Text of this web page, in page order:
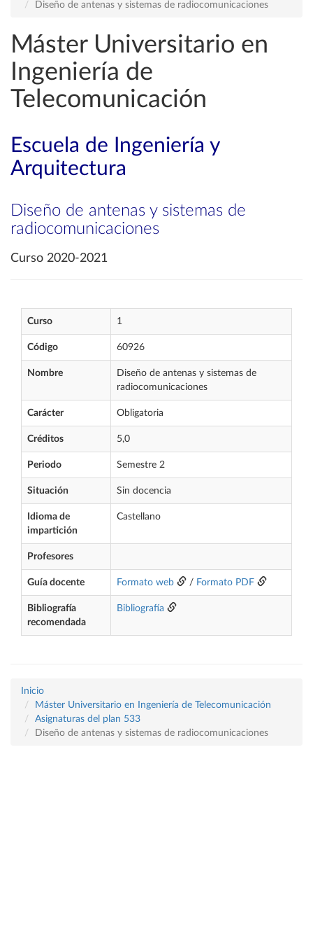
Diseño de antenas y sistemas de radiocomunicaciones
Máster Universitario en
Ingeniería de
Telecomunicación
Escuela de Ingeniería y
Arquitectura
Diseño de antenas y sistemas de
radiocomunicaciones
Curso 2020-2021
Curso 1
Código 60926
Nombre
Diseño de antenas y sistemas de
radiocomunicaciones
Carácter Obligatoria
Créditos 5,0
Periodo Semestre 2
Situación Sin docencia
Idioma de
impartición
Castellano
Profesores
Guía docente Formato web / Formato PDF
Bibliografía
recomendada
Bibliografía
Inicio
Máster Universitario en Ingeniería de Telecomunicación
Asignaturas del plan 533
Diseño de antenas y sistemas de radiocomunicaciones